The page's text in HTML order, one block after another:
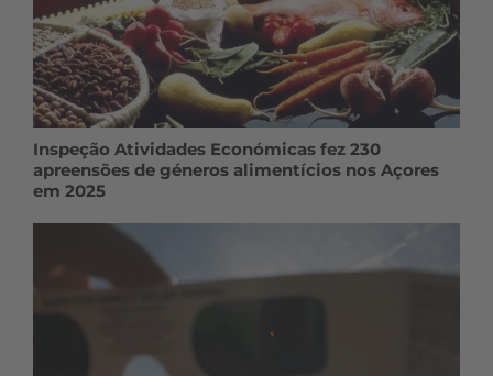
Inspeção Atividades Económicas fez 230
apreensões de géneros alimentícios nos Açores
em 2025